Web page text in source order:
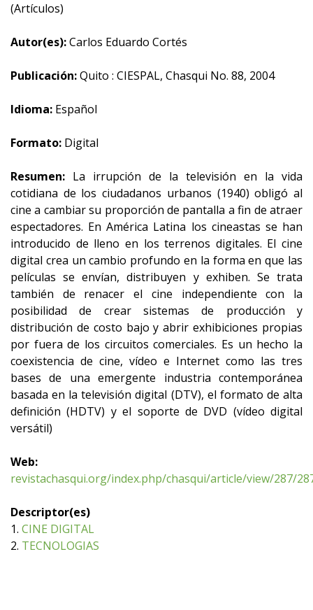
(Artículos)
Autor(es):Carlos Eduardo Cortés
Publicación:Quito : CIESPAL, Chasqui No. 88, 2004
Idioma: Español
Formato: Digital
Resumen: La irrupción de la televisión en la vida
cotidiana de los ciudadanos urbanos (1940) obligó al
cine a cambiar su proporción de pantalla a fin de atraer
espectadores. En América Latina los cineastas se han
introducido de lleno en los terrenos digitales. El cine
digital crea un cambio profundo en la forma en que las
películas se envían, distribuyen y exhiben. Se trata
también de renacer el cine independiente con la
posibilidad de crear sistemas de producción y
distribución de costo bajo y abrir exhibiciones propias
por fuera de los circuitos comerciales. Es un hecho la
coexistencia de cine, vídeo e Internet como las tres
bases de una emergente industria contemporánea
basada en la televisión digital (DTV), el formato de alta
definición (HDTV) y el soporte de DVD (vídeo digital
versátil)
Web:
revistachasqui.org/index.php/chasqui/article/view/287/
Descriptor(es)
1. CINE DIGITAL
2. TECNOLOGIAS